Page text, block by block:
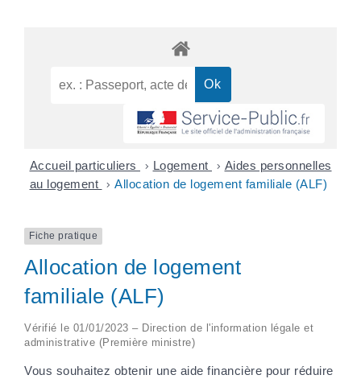
Accueil particuliers > Logement > Aides personnelles
au logement > Allocation de logement familiale (ALF)
Fiche pratique
Allocation de logement
familiale (ALF)
Vérifié le 01/01/2023 – Direction de l'information légale et
administrative (Première ministre)
Vous souhaitez obtenir une aide financière pour réduire